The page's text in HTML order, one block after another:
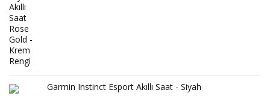
Garmin Instinct Esport Akıllı Saat - Siyah